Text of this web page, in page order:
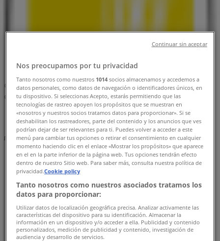
階
マップ
0570028060
マップ
0570028060
まもなく ニコン>のカタログ・クーポンの掲載を開始！
広告
Nos preocupamos por tu privacidad
Tanto nosotros como nuestros 1014 socios almacenamos y accedemos a
datos personales, como datos de navegación o identificadores únicos, en
tu dispositivo. Si seleccionas Acepto, estarás permitiendo que las
tecnologías de rastreo apoyen los propósitos que se muestran en
«nosotros y nuestros socios tratamos datos para proporcionar». Si se
deshabilitan los rastreadores, parte del contenido y los anuncios que ves
podrían dejar de ser relevantes para ti. Puedes volver a acceder a este
menú para cambiar tus opciones o retirar el consentimiento en cualquier
momento haciendo clic en el enlace «Mostrar los propósitos» que aparece
en el en la parte inferior de la página web. Tus opciones tendrán efecto
dentro de nuestro Sitio web. Para saber más, consulta nuestra política de
privacidad.Cookie policy
Tanto nosotros como nuestros asociados tratamos los
datos para proporcionar:
Utilizar datos de localización geográfica precisa. Analizar activamente las
características del dispositivo para su identificación. Almacenar la
información en un dispositivo y/o acceder a ella. Publicidad y contenido
personalizados, medición de publicidad y contenido, investigación de
audiencia y desarrollo de servicios.
Continuar sin aceptar